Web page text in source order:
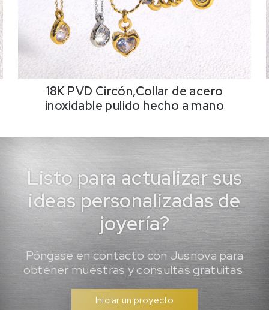
18K PVD Circón,Collar de acero
inoxidable pulido hecho a mano
Listo para actualizar sus
ideas personalizadas de
joyería?
Póngase en contacto con Jusnova para
obtener muestras y consultas gratuitas.
Iniciar un proyecto